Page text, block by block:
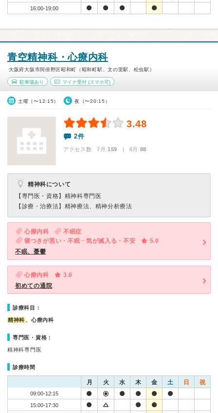
16:00-19:00
青空精神科・心療内科
大阪府大阪市阿倍野区昭和町（昭和町駅、文の里駅、松虫駅）
駐車場あり マイナ受付(スマホ可)
土曜（〜12:15） 夜（〜20:15）
3.48
2件
アクセス数 7月:159 | 6月:88
精神科について
【専門医・資格】 精神科専門医
【診療・治療法】 精神療法、精神分析療法
心療内科
不眠症
寝つきが悪い・不眠・気が滅入る・不安
5.0
不眠、憂鬱
心療内科
3.0
初めての通院
診療科目：
精神科 、心療内科
専門医・資格：
精神科専門医
診療時間
月 火 水 木 金 土 日 祝
09:00-12:15
15:00-17:30